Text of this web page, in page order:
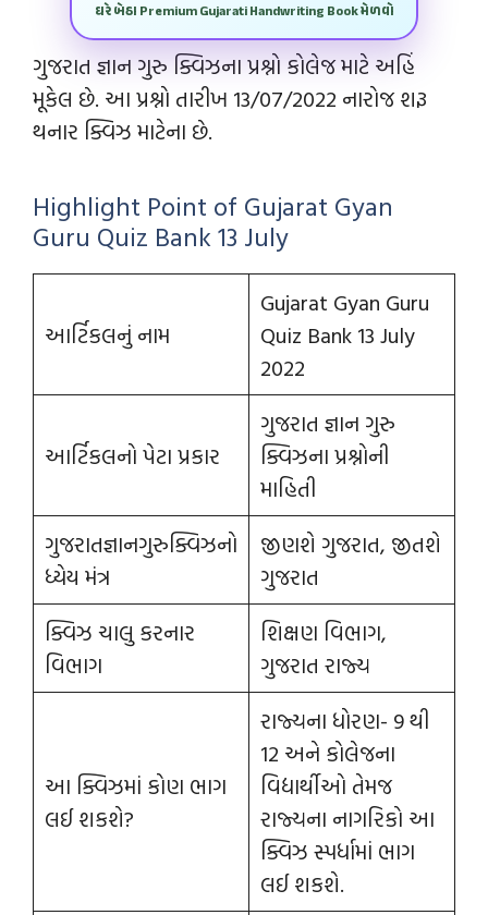
ઘરે બેઠા Premium Gujarati Handwriting Book મેળવો
ગુજરાત જ્ઞાન ગુરુ ક્વિઝના પ્રશ્નો કોલેજ માટે અહિં
મૂકેલ છે. આ પ્રશ્નો તારીખ 13/07/2022 નારોજ શરૂ
થનાર ક્વિઝ માટેના છે.
Highlight Point of Gujarat Gyan
Guru Quiz Bank 13 July
આર્ટિકલનું નામ
Gujarat Gyan Guru
Quiz Bank 13 July
2022
આર્ટિકલનો પેટા પ્રકાર
ગુજરાત જ્ઞાન ગુરુ
ક્વિઝના પ્રશ્નોની
માહિતી
ગુજરાતજ્ઞાનગુરુક્વિઝનો
ધ્યેય મંત્ર
જીણશે ગુજરાત, જીતશે
ગુજરાત
ક્વિઝ ચાલુ કરનાર
વિભાગ
શિક્ષણ વિભાગ,
ગુજરાત રાજ્ય
આ ક્વિઝમાં કોણ ભાગ
લઈ શકશે?
રાજ્યના ધોરણ- 9 થી
12 અને કોલેજના
વિદ્યાર્થીઓ તેમજ
રાજ્યના નાગરિકો આ
ક્વિઝ સ્પર્ધામાં ભાગ
લઈ શકશે.